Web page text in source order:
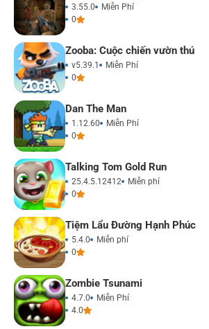
3.55.0
Miễn Phí
0
Zooba: Cuộc chiến vườn thú
v5.39.1
Miễn Phí
0
Dan The Man
1.12.60
Miễn Phí
0
Talking Tom Gold Run
25.4.5.12412
Miễn phí
0
Tiệm Lẩu Đường Hạnh Phúc
5.4.0
Miễn phí
0
Zombie Tsunami
4.7.0
Miễn Phí
4.0